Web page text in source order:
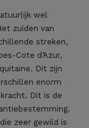
wel
zuiden van
streken,
Cote d’Azur,
Dit zijn
enorm
Dit is de
zeer gewild is